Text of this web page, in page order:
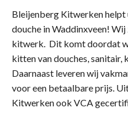
Bleijenberg Kitwerken helpt
douche in Waddinxveen!
kitwerk. Dit komt doordat
kitten van douches, sanitair,
Daarnaast leveren wij
voor een betaalbare prijs.
Kitwerken ook VCA